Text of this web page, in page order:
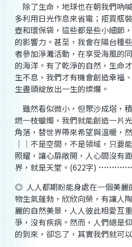
除了生命，地球也在朝我們吶
多利用日光作息來省電；拒買瓶
壺和環保袋，這些都是些小細節
的影響力。甚至，我會在陽台種
者參加淨灘活動，在享受海風的
的海洋。有了乾淨的自然，生命
生不息，我們才有機會創造幸福
生盡頭綻放出一生的燦爛。
雖然看似微小，但聚沙成塔，
燃一枝蠟燭，我們就能創造一片
角落，替世界帶來希望與溫暖，
｜｜不是空間，不是領域，只要
照耀，讓心扉敞開，人心間沒有
界，就是天堂。 (622字)
◎ 人人都期盼能身處在一個美
物生氣蓬勃，欣欣向榮，有讓人
麗的自然美景，人人彼此相愛互
爭，沒有疾病。然而，人們總是
的到來，卻忘了，其實我們就可